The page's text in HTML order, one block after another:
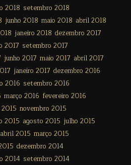
2018 setembro 2018
junho 2018 maio 2018 abril 2018
janeiro 2018 dezembro 2017
2017 setembro 2017
junho 2017 maio 2017 abril 2017
janeiro 2017 dezembro 2016
2016 setembro 2016
março 2016 fevereiro 2016
novembro 2015
2015 agosto 2015 julho 2015
abril 2015 março 2015
dezembro 2014
2014 setembro 2014